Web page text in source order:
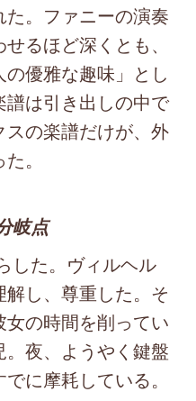
。ファニーの演奏
るほど深くとも、
優雅な趣味」とし
は引き出しの中で
の楽譜だけが、外
。
岐点
した。ヴィルヘル
し、尊重した。そ
の時間を削ってい
夜、ようやく鍵盤
に摩耗している。